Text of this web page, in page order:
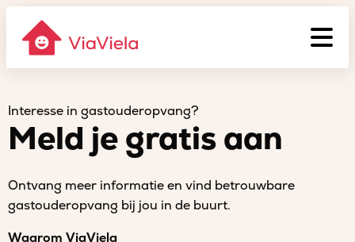
Interesse in gastouderopvang?
Meld je gratis aan
Ontvang meer informatie en vind betrouwbare
gastouderopvang bij jou in de buurt.
Waarom ViaViela